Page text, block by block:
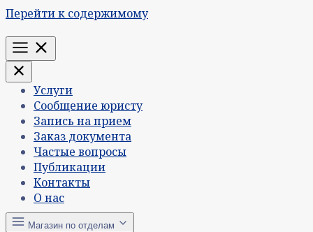
Перейти к содержимому
Меню
Услуги
Сообщение юристу
Запись на прием
Заказ документа
Частые вопросы
Публикации
Контакты
О нас
Магазин по отделам